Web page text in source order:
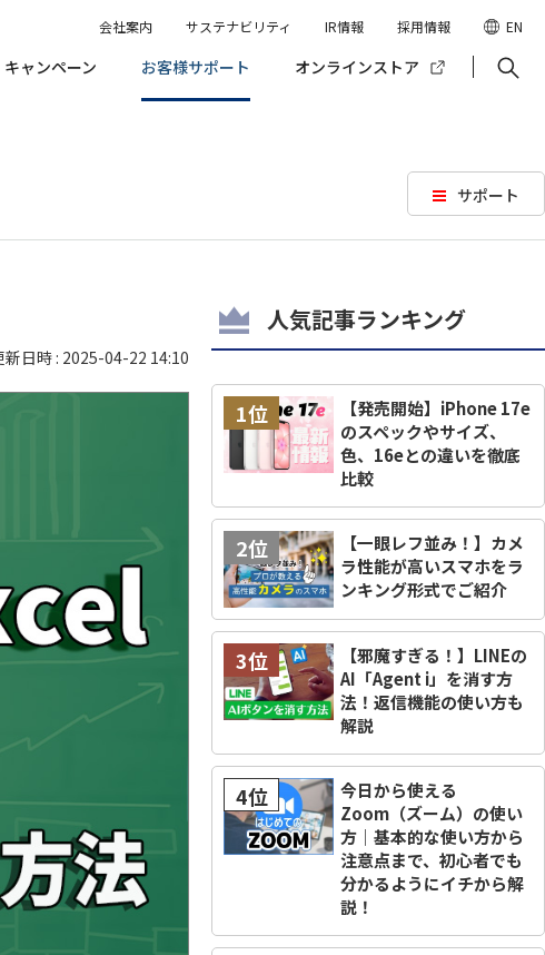
キャンペーン お客様サポート オンラインストア
会社案内 サステナビリティ IR情報 採用情報 EN
サポート
新日時 : 2025-04-22 14:10
人気記事ランキング
1位
【発売開始】iPhone 17e
のスペックやサイズ、
色、16eとの違いを徹底
比較
2位
【一眼レフ並み！】カメ
ラ性能が高いスマホをラ
ンキング形式でご紹介
3位
【邪魔すぎる！】LINEの
AI「Agent i」を消す方
法！返信機能の使い方も
解説
4位
今日から使える
Zoom（ズーム）の使い
方｜基本的な使い方から
注意点まで、初心者でも
分かるようにイチから解
説！